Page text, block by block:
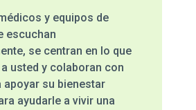
y equipos de
escuchan
se centran en lo que
usted y colaboran con
apoyar su bienestar
ayudarle a vivir una